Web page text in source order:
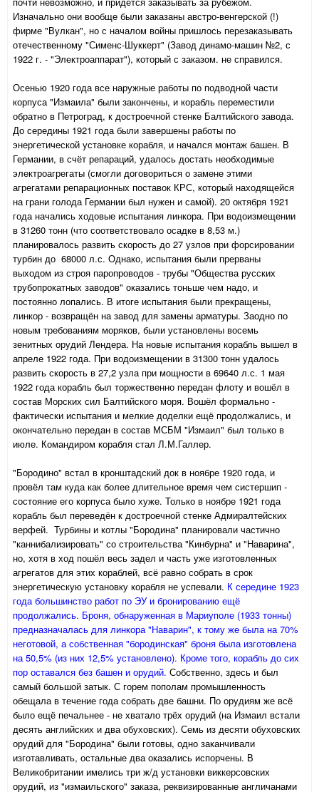
Изначально они вообще были заказаны австро-венгерской (!)
фирме "Вулкан", но с началом войны пришлось перезаказывать
отечественному "Сименс-Шуккерт" (Завод динамо-машин №2, с
1922 г. - "Электроаппарат"), который с заказом. не справился.
Осенью 1920 года все наружные работы по подводной части
корпуса "Измаила" были закончены, и корабль переместили
обратно в Петроград, к достроечной стенке Балтийского завода.
До середины 1921 года были завершены работы по
энергетической установке корабля, и начался монтаж башен. В
Германии, в счёт репараций, удалось достать необходимые
электроагрегаты (смогли договориться о замене этими
агрегатами репарационных поставок КРС, который находящейся
на грани голода Германии был нужен и самой). 20 октября 1921
года начались ходовые испытания линкора. При водоизмещении
в 31260 тонн (что соответствовало осадке в 8,53 м.)
планировалось развить скорость до 27 узлов при форсировании
турбин до 68000 л.с. Однако, испытания были прерваны
выходом из строя паропроводов - трубы "Общества русских
трубопрокатных заводов" оказались тоньше чем надо, и
постоянно лопались. В итоге испытания были прекращены,
линкор - возвращён на завод для замены арматуры. Заодно по
новым требованиям моряков, были установлены восемь
зенитных орудий Лендера. На новые испытания корабль вышел в
апреле 1922 года. При водоизмещении в 31300 тонн удалось
развить скорость в 27,2 узла при мощности в 69640 л.с. 1 мая
1922 года корабль был торжественно передан флоту и вошёл в
состав Морских сил Балтийского моря. Вошёл формально -
фактически испытания и мелкие доделки ещё продолжались, и
окончательно передан в состав МСБМ "Измаил" был только в
июле. Командиром корабля стал Л.М.Галлер.
"Бородино" встал в кронштадский док в ноябре 1920 года, и
провёл там куда как более длительное время чем систершип -
состояние его корпуса было хуже. Только в ноябре 1921 года
корабль был переведён к достроечной стенке Адмиралтейских
верфей. Турбины и котлы "Бородина" планировали частично
"каннибализировать" со строительства "Кинбурна" и "Наварина",
но, хотя в ход пошёл весь задел и часть уже изготовленных
агрегатов для этих кораблей, всё равно собрать в срок
энергетическую установку корабля не успевали. К середине 1923
года большинство работ по ЭУ и бронированию ещё
продолжались. Броня, обнаруженная в Мариуполе (1933 тонны)
предназначалась для линкора "Наварин", к тому же была на 70%
неготовой, а собственная "бородинская" броня была изготовлена
на 50,5% (из них 12,5% установлено). Кроме того, корабль до сих
пор оставался без башен и орудий. Собственно, здесь и был
самый большой затык. С горем пополам промышленность
обещала в течение года собрать две башни. По орудиям же всё
было ещё печальнее - не хватало трёх орудий (на Измаил встали
десять английских и два обуховских). Семь из десяти обуховских
орудий для "Бородина" были готовы, одно заканчивали
изготавливать, остальные два оказались испорчены. В
Великобритании имелись три ж/д установки виккерсовских
орудий, из "измаильского" заказа, реквизированные англичанами